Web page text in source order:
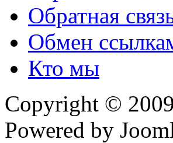
Обратная
Обмен
Кто мы
Copyright ©
Powered by